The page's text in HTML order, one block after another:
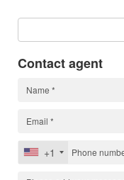
Contact agent
+1